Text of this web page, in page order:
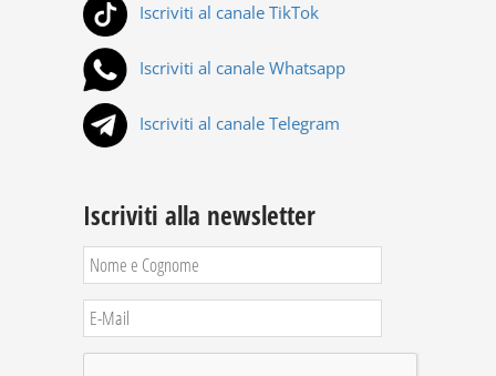
Iscriviti al canale TikTok
Iscriviti al canale Whatsapp
Iscriviti al canale Telegram
Iscriviti alla newsletter